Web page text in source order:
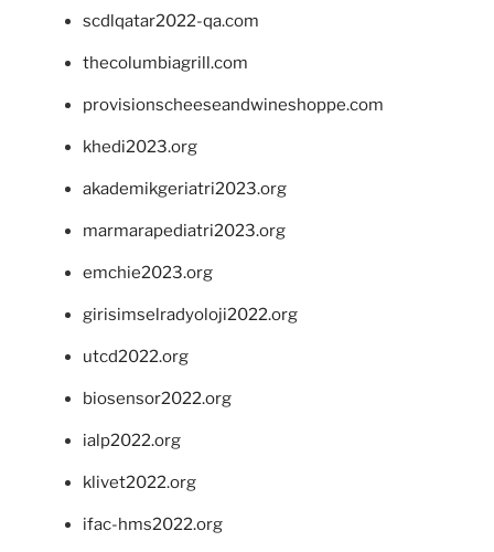
scdlqatar2022-qa.com
thecolumbiagrill.com
provisionscheeseandwineshoppe.com
khedi2023.org
akademikgeriatri2023.org
marmarapediatri2023.org
emchie2023.org
girisimselradyoloji2022.org
utcd2022.org
biosensor2022.org
ialp2022.org
klivet2022.org
ifac-hms2022.org